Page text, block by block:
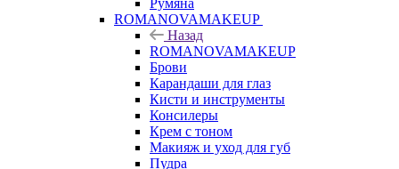
Румяна
ROMANOVAMAKEUP
Назад
ROMANOVAMAKEUP
Брови
Карандаши для глаз
Кисти и инструменты
Консилеры
Крем с тоном
Макияж и уход для губ
Пудра